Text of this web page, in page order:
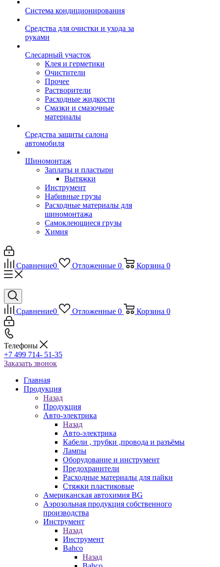
Система кондиционирования
Средства для очистки и ухода за
руками
Слесарный участок
Клея и герметики
Очистители
Прочее
Растворители
Расходные жидкости
Смазки и смазочные
материалы
Средства защиты салона
автомобиля
Шиномонтаж
Заплаты и пластыри
Вытяжки
Инструмент
Набивные грузы
Расходные материалы для
шиномонтажа
Самоклеющиеся грузы
Химия
Сравнение0 Отложенные 0 Корзина 0
Сравнение0 Отложенные 0 Корзина 0
Телефоны
+7 499 714- 51-35
Заказать звонок
Главная
Продукция
Назад
Продукция
Авто-электрика
Назад
Авто-электрика
Кабели , трубки ,провода и разъёмы
Лампы
Оборудование и инструмент
Предохранители
Расходные материалы для пайки
Стяжки пластиковые
Американская автохимия BG
Аэрозольная продукция собственного
производства
Инструмент
Назад
Инструмент
Bahco
Назад